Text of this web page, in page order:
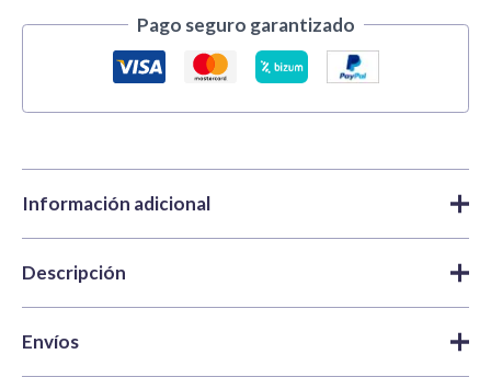
Pago seguro garantizado
Información adicional
Marca
Packs de pinturas,Packs
SKU
VAL-PMC-06
Descripción
Pack 6 Model Color Vallejo: elige tus colores
Envíos